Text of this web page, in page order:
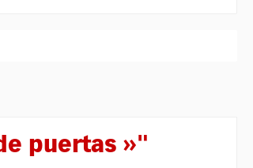
puertas »"